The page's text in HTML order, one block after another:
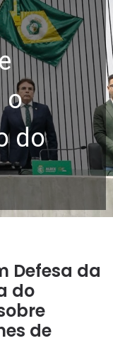
o
do
Defesa da
do
de